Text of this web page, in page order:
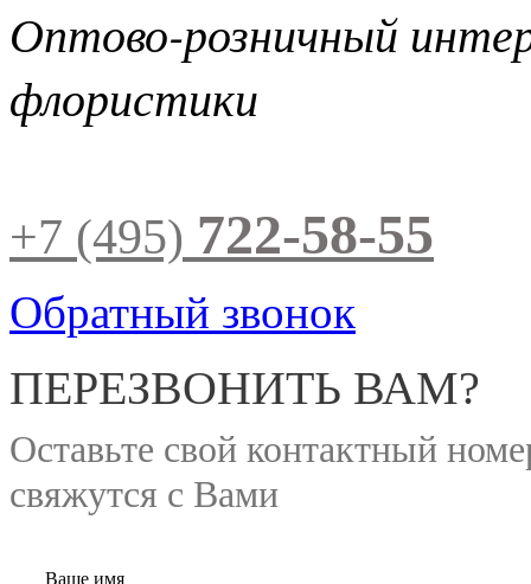
Оптово-розничный
флористики
+7 (495) 722-58-55
Обратный звонок
ПЕРЕЗВОНИТЬ ВАМ?
Оставьте свой контактный
свяжутся с Вами
Ваше имя